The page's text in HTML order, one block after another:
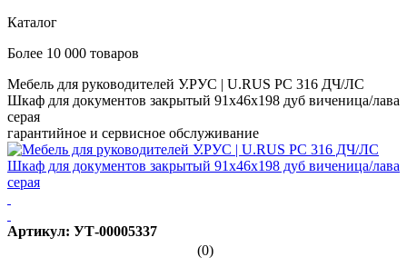
Каталог
Более 10 000 товаров
Мебель для руководителей У.РУС | U.RUS PC 316 ДЧ/ЛС
Шкаф для документов закрытый 91х46х198 дуб виченица/лава
серая
гарантийное и сервисное обслуживание
Артикул: УТ-00005337
(0)